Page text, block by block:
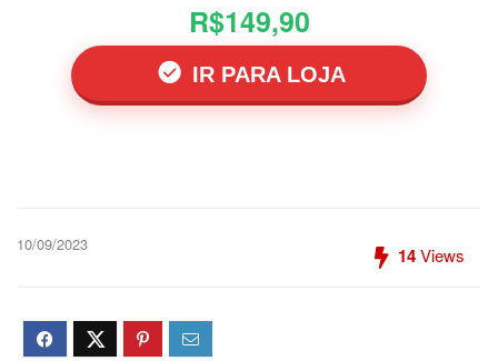
R$149,90
IR PARA LOJA
10/09/2023 14Views